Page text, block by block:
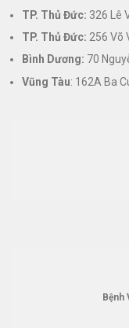
TP. Thủ Đức: 326 Lê
TP. Thủ Đức: 256 Võ
Bình Dương: 70
Vũng Tàu: 162A Ba
Bệnh